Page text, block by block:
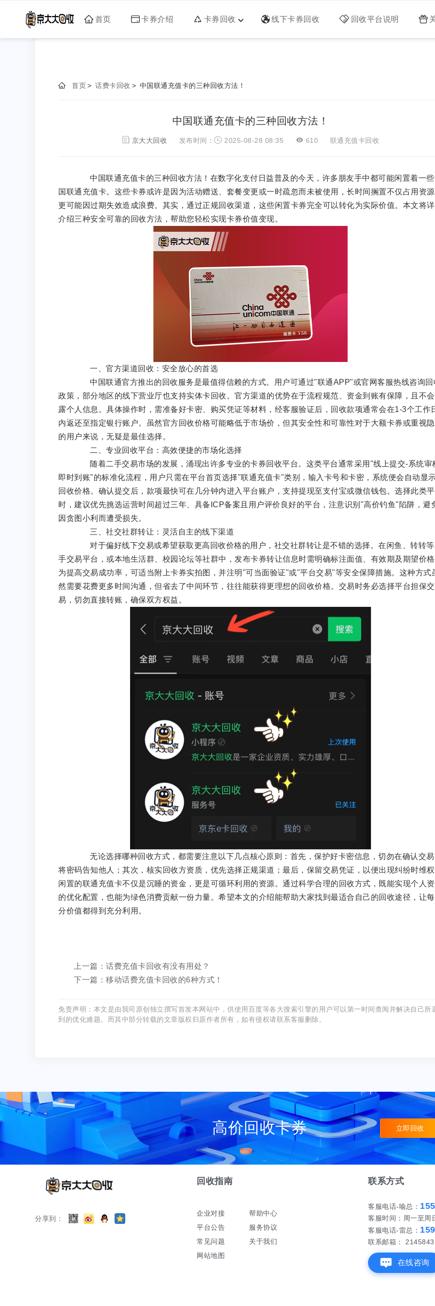
首页 卡券介绍 卡券回收 线下卡券回收 回收平台说明
首页> 话费卡回收 > 中国联通充值卡的三种回收方法！
中国联通充值卡的三种回收方法！
京大大回收 发布时间： 2025-08-28 08:35 610 联通充值卡回收
中国联通充值卡的三种回收方法！在数字化支付日益普及的今天，许多朋友手中都可能闲置着一
国联通充值卡。这些卡券或许是因为活动赠送、套餐变更或一时疏忽而未被使用，长时间搁置不仅占用资
更可能因过期失效造成浪费。其实，通过正规回收渠道，这些闲置卡券完全可以转化为实际价值。本文将
介绍三种安全可靠的回收方法，帮助您轻松实现卡券价值变现。
一、官方渠道回收：安全放心的首选
中国联通官方推出的回收服务是最值得信赖的方式。用户可通过"联通APP"或官网客服热线咨询回
政策，部分地区的线下营业厅也支持实体卡回收。官方渠道的优势在于流程规范、资金到账有保障，且不
露个人信息。具体操作时，需准备好卡密、购买凭证等材料，经客服验证后，回收款项通常会在1-3个工作
内返还至指定银行账户。虽然官方回收价格可能略低于市场价，但其安全性和可靠性对于大额卡券或重视
的用户来说，无疑是最佳选择。
二、专业回收平台：高效便捷的市场化选择
随着二手交易市场的发展，涌现出许多专业的卡券回收平台。这类平台通常采用"线上提交-系统审
即时到账"的标准化流程，用户只需在平台首页选择"联通充值卡"类别，输入卡号和卡密，系统便会自动显
回收价格。确认提交后，款项最快可在几分钟内进入平台账户，支持提现至支付宝或微信钱包。选择此类
时，建议优先挑选运营时间超过三年、具备ICP备案且用户评价良好的平台，注意识别"高价钓鱼"陷阱，避
因贪图小利而遭受损失。
三、社交社群转让：灵活自主的线下渠道
对于偏好线下交易或希望获取更高回收价格的用户，社交社群转让是不错的选择。在闲鱼、转转
手交易平台，或本地生活群、校园论坛等社群中，发布卡券转让信息时需明确标注面值、有效期及期望价
为提高交易成功率，可适当附上卡券实拍图，并注明"可当面验证"或"平台交易"等安全保障措施。这种方式
然需要花费更多时间沟通，但省去了中间环节，往往能获得更理想的回收价格。交易时务必选择平台担保交
易，切勿直接转账，确保双方权益。
无论选择哪种回收方式，都需要注意以下几点核心原则：首先，保护好卡密信息，切勿在确认交
将密码告知他人；其次，核实回收方资质，优先选择正规渠道；最后，保留交易凭证，以便出现纠纷时维
闲置的联通充值卡不仅是沉睡的资金，更是可循环利用的资源。通过科学合理的回收方式，既能实现个人
的优化配置，也能为绿色消费贡献一份力量。希望本文的介绍能帮助大家找到最适合自己的回收途径，让
分价值都得到充分利用。
上一篇：话费充值卡回收有没有用处？
下一篇：移动话费充值卡回收的6种方式！
免责声明：本文是由我司原创独立撰写首发本网站中，供使用百度等各大搜索引擎的用户可以第一时间查阅并解决自己所
到的优化难题。而其中部分转载的文章版权归原作者所有，如有侵权请联系客服删除。
高价回收卡券 立即回收
分享到：
回收指南
企业对接
平台公告
常见问题
网站地图
帮助中心
服务协议
关于我们
联系方式
客服电话-喻总：
客服时间：周一至
客服电话-雷总：
联系邮箱：
在线咨询